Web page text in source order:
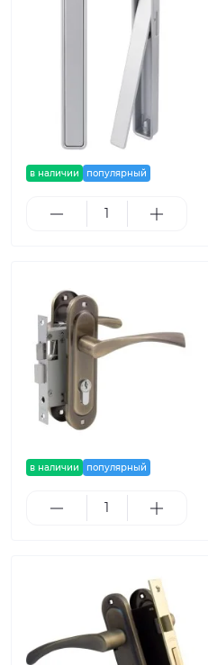
в наличии популярный
в наличии популярный